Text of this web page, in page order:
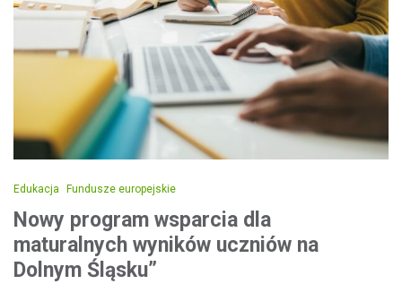
Edukacja Fundusze europejskie
Nowy program wsparcia dla
maturalnych wyników uczniów na
Dolnym Śląsku”